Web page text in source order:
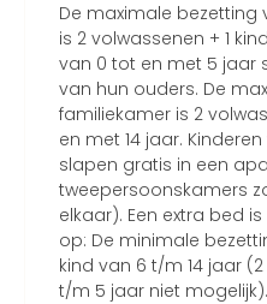
De maximale bezetting
is 2 volwassenen + 1
van 0 tot en met 5 jaar
van hun ouders. De
familiekamer is 2
en met 14 jaar.
slapen gratis in een
tweepersoonskamers
elkaar). Een extra bed
op: De minimale
kind van 6 t/m 14 jaar
t/m 5 jaar niet mogelijk).